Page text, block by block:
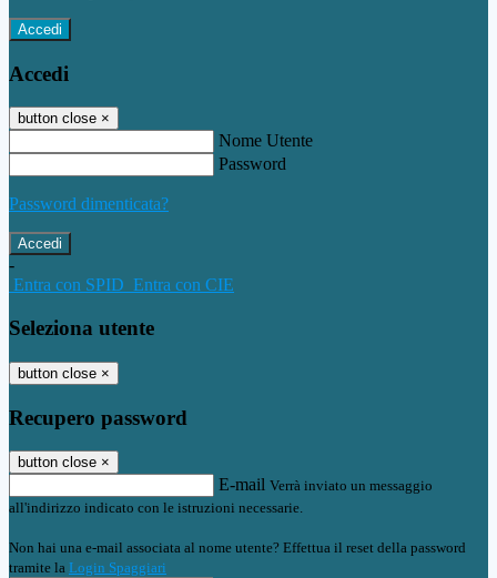
Accedi
Accedi
button close ×
Nome Utente
Password
Password dimenticata?
-
Entra con SPID Entra con CIE
Seleziona utente
button close ×
Recupero password
button close ×
E-mail Verrà inviato un messaggio
all'indirizzo indicato con le istruzioni necessarie.
Non hai una e-mail associata al nome utente? Effettua il reset della password
tramite la Login Spaggiari